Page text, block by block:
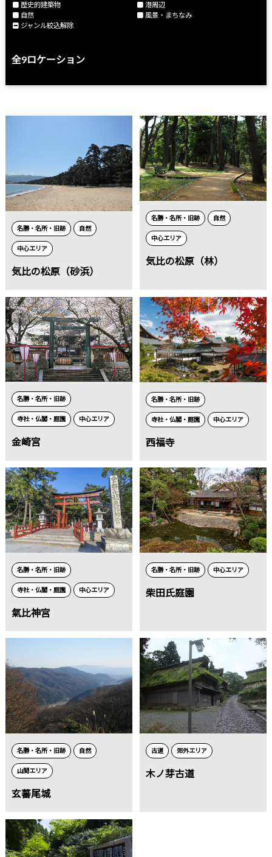
歴史的建築物
港周辺
自然
風景・まちなみ
ジャンル絞込解除
全9ロケーション
名勝・名所・旧跡 自然
中心エリア
気比の松原（砂浜）
名勝・名所・旧跡 自然
中心エリア
気比の松原（林）
名勝・名所・旧跡
寺社・仏閣・庭園 中心エリア
金崎宮
名勝・名所・旧跡
寺社・仏閣・庭園 中心エリア
西福寺
名勝・名所・旧跡
寺社・仏閣・庭園 中心エリア
氣比神宮
名勝・名所・旧跡 中心エリア
柴田氏庭園
名勝・名所・旧跡 自然
山間エリア
玄蕃尾城
古道 郊外エリア
木ノ芽古道